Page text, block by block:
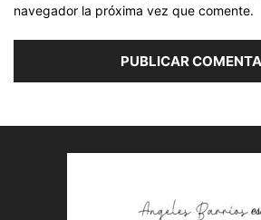
navegador la próxima vez que comente.